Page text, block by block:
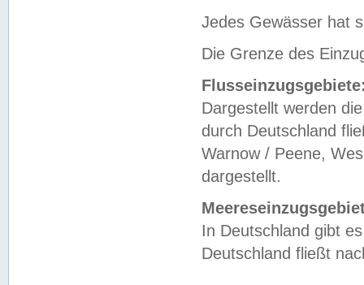
Jedes Gewässer hat
Die Grenze des
Dargestellt werden
durch Deutschland
Warnow / Peene,
dargestellt.
In Deutschland gibt
Deutschland fließt